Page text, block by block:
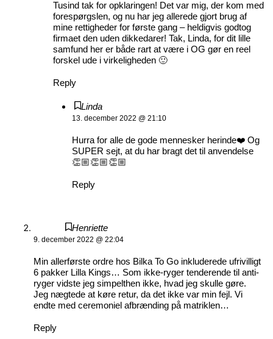
Tusind tak for opklaringen! Det var mig, der kom med
forespørgslen, og nu har jeg allerede gjort brug af
mine rettigheder for første gang – heldigvis godtog
firmaet den uden dikkedarer! Tak, Linda, for dit lille
samfund her er både rart at være i OG gør en reel
forskel ude i virkeligheden 🙂
Reply
Linda
13. december 2022 @ 21:10
Hurra for alle de gode mennesker herinde❤️ Og
SUPER sejt, at du har bragt det til anvendelse
👏🏼👏🏼👏🏼
Reply
Henriette
9. december 2022 @ 22:04
Min allerførste ordre hos Bilka To Go inkluderede ufrivilligt
6 pakker Lilla Kings… Som ikke-ryger tenderende til anti-
ryger vidste jeg simpelthen ikke, hvad jeg skulle gøre.
Jeg nægtede at køre retur, da det ikke var min fejl. Vi
endte med ceremoniel afbrænding på matriklen…
Reply